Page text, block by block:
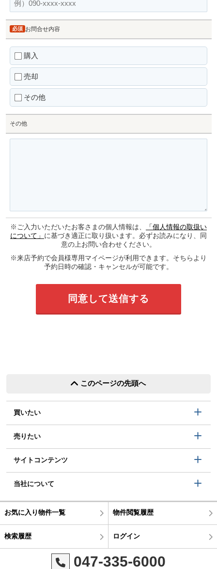
お問合せ内容
必須
購入
売却
その他
その他
※ご入力いただいたお客さまの個人情報は、
「個人情報の取扱い
について」 に基づき適正に取り扱います。必ずお読みになり、同
意の上お問い合わせください。
※来店予約で会員様専用マイページが利用できます。そちらより
予約日時の確認・キャンセルが可能です。
このページの先頭へ
買いたい
売りたい
サイトコンテンツ
当社について
お気に入り物件一覧 物件閲覧履歴
検索履歴 ログイン
047-335-6000